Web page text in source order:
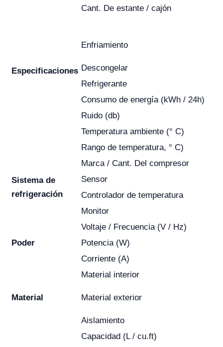
Especificaciones
Cant. De estante / cajón
Enfriamiento
Descongelar
Refrigerante
Consumo de energía (kWh / 24h)
Ruido (db)
Temperatura ambiente (° C)
Rango de temperatura, ° C)
Sistema de
refrigeración
Marca / Cant. Del compresor
Sensor
Controlador de temperatura
Monitor
Poder
Voltaje / Frecuencia (V / Hz)
Potencia (W)
Corriente (A)
Material
Material interior
Material exterior
Aislamiento
Capacidad (L / cu.ft)